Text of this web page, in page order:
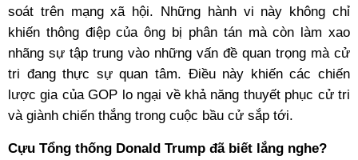
soát trên mạng xã hội. Những hành vi này không chỉ
khiến thông điệp của ông bị phân tán mà còn làm xao
nhãng sự tập trung vào những vấn đề quan trọng mà cử
tri đang thực sự quan tâm. Điều này khiến các chiến
lược gia của GOP lo ngại về khả năng thuyết phục cử tri
và giành chiến thắng trong cuộc bầu cử sắp tới.
Cựu Tổng thống Donald Trump đã biết lắng nghe?